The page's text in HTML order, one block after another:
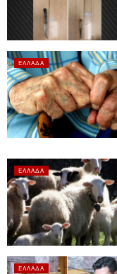
ΕΛΛΆΔΑ
ΕΛΛΆΔΑ
ΕΛΛΆΔΑ